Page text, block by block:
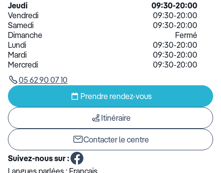
Jeudi
09:30-20:00
Vendredi
09:30-20:00
Samedi
09:30-20:00
Dimanche
Fermé
Lundi
09:30-20:00
Mardi
09:30-20:00
Mercredi
09:30-20:00
05 62 90 07 10
Prendre rendez-vous
Itinéraire
Contacter le centre
Suivez-nous sur :
Langues parlées : Français